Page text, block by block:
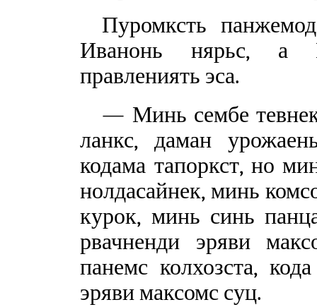
Пуромксть
Иванонь нярьс, а
правлениять эса.
— Минь сембе
ланкс, даман
кодама тапоркст, но
нолдасайнек, минь
курок, минь синь
рвачненди эряви
панемс колхозста,
эряви максомс суц.